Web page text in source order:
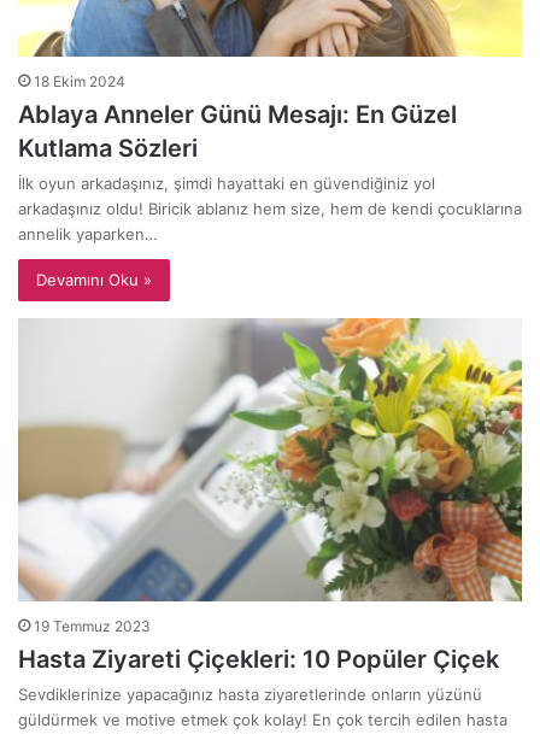
18 Ekim 2024
Ablaya Anneler Günü Mesajı: En Güzel
Kutlama Sözleri
İlk oyun arkadaşınız, şimdi hayattaki en güvendiğiniz yol
arkadaşınız oldu! Biricik ablanız hem size, hem de kendi çocuklarına
annelik yaparken…
Devamını Oku »
19 Temmuz 2023
Hasta Ziyareti Çiçekleri: 10 Popüler Çiçek
Sevdiklerinize yapacağınız hasta ziyaretlerinde onların yüzünü
güldürmek ve motive etmek çok kolay! En çok tercih edilen hasta